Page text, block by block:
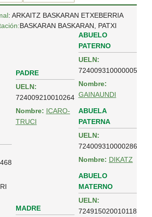
: ARKAITZ BASKARAN ETXEBERRIA
BASKARAN BASKARAN, PATXI
PADRE
UELN:
724009210010264
Nombre: ICARO-
TRUCI
ABUELO
PATERNO
UELN:
724009310000005
Nombre:
GAINAUNDI
ABUELA
PATERNA
UELN:
724009310000286
Nombre: DIKATZ
MADRE
ABUELO
MATERNO
UELN:
724915020010118